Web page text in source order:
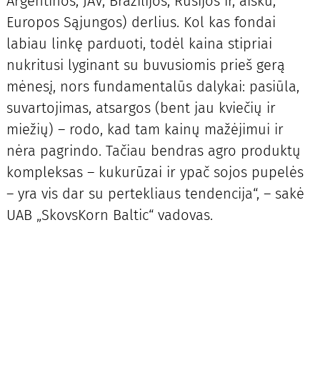
Europos Sąjungos) derlius. Kol kas fondai
labiau linkę parduoti, todėl kaina stipriai
nukritusi lyginant su buvusiomis prieš gerą
mėnesį, nors fundamentalūs dalykai: pasiūla,
suvartojimas, atsargos (bent jau kviečių ir
miežių) – rodo, kad tam kainų mažėjimui ir
nėra pagrindo. Tačiau bendras agro produktų
kompleksas – kukurūzai ir ypač sojos pupelės
– yra vis dar su pertekliaus tendencija“, – sakė
UAB „SkovsKorn Baltic“ vadovas.